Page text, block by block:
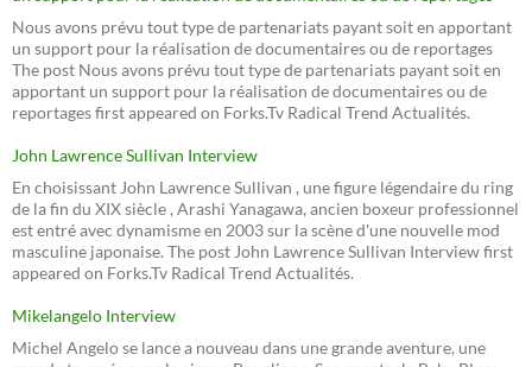
Nous avons prévu tout type de partenariats payant soit en apportant
un support pour la réalisation de documentaires ou de reportages
The post Nous avons prévu tout type de partenariats payant soit en
apportant un support pour la réalisation de documentaires ou de
reportages first appeared on Forks.Tv Radical Trend Actualités.
John Lawrence Sullivan Interview
En choisissant John Lawrence Sullivan , une figure légendaire du ring
de la fin du XIX siècle , Arashi Yanagawa, ancien boxeur professionnel
est entré avec dynamisme en 2003 sur la scène d'une nouvelle mod
masculine japonaise. The post John Lawrence Sullivan Interview first
appeared on Forks.Tv Radical Trend Actualités.
Mikelangelo Interview
Michel Angelo se lance a nouveau dans une grande aventure, une